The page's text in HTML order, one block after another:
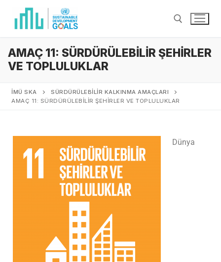
AMAÇ 11: SÜRDÜRÜLEBİLİR ŞEHİRLER
VE TOPLULUKLAR
İMÜ SKA
SÜRDÜRÜLEBİLİR KALKINMA AMAÇLARI
AMAÇ 11: SÜRDÜRÜLEBİLİR ŞEHİRLER VE TOPLULUKLAR
Dünya